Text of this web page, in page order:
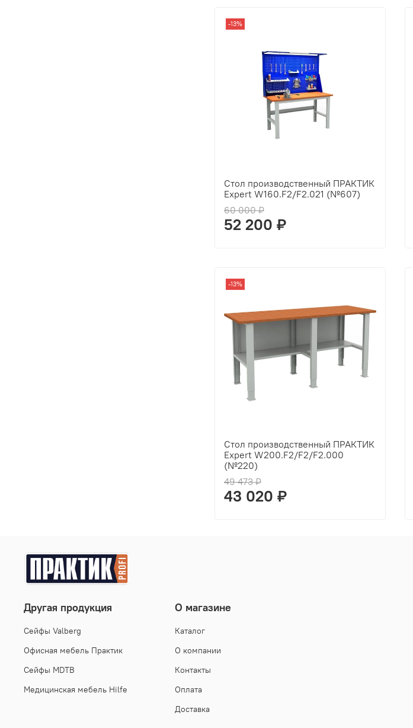
-13%
Стол производственный ПРАКТИК
Expert W160.F2/F2.021 (№607)
60 000 ₽
52 200 ₽
-13%
Стол производственный ПРАКТИК
Expert W200.F2/F2/F2.000
(№220)
49 473 ₽
43 020 ₽
Другая продукция
Cейфы Valberg
Офисная мебель Практик
Сейфы MDTB
Медицинская мебель Hilfe
О магазине
Каталог
О компании
Контакты
Оплата
Доставка